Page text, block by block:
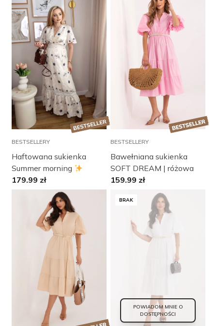
BESTSELLERY
Haftowana sukienka
Summer morning
179.99 zł
BESTSELLERY
Bawełniana sukienka
SOFT DREAM | różowa
159.99 zł
POWIADOM MNIE O
DOSTĘPNOŚCI
BRAK